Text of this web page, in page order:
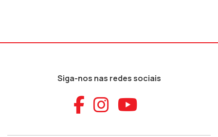
Siga-nos nas redes sociais
Aceder ao
Aceder ao
Aceder